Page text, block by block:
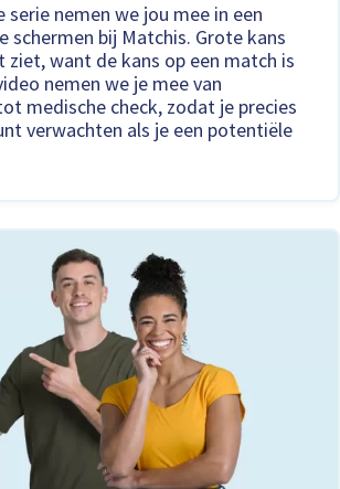
serie nemen we jou mee in een
schermen bij Matchis. Grote kans
want de kans op een match is
nemen we je mee van
medische check, zodat je precies
verwachten als je een potentiële